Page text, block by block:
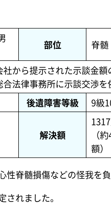
部位 脊髄
から提示された示談金額
法律事務所に示談交渉を
後遺障害等級 9級
解決額
（
額）
脊髄損傷などの怪我を負
れました。